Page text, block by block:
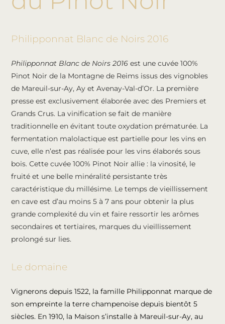
Philipponnat Blanc de Noirs 2016
Philipponnat Blanc de Noirs 2016 est une cuvée 100%
Pinot Noir de la Montagne de Reims issus des vignobles
de Mareuil-sur-Ay, Ay et Avenay-Val-d’Or. La première
presse est exclusivement élaborée avec des Premiers et
Grands Crus. La vinification se fait de manière
traditionnelle en évitant toute oxydation prématurée. La
fermentation malolactique est partielle pour les vins en
cuve, elle n’est pas réalisée pour les vins élaborés sous
bois. Cette cuvée 100% Pinot Noir allie : la vinosité, le
fruité et une belle minéralité persistante très
caractéristique du millésime. Le temps de vieillissement
en cave est d’au moins 5 à 7 ans pour obtenir la plus
grande complexité du vin et faire ressortir les arômes
secondaires et tertiaires, marques du vieillissement
prolongé sur lies.
Le domaine
Vignerons depuis 1522, la famille Philipponnat marque de
son empreinte la terre champenoise depuis bientôt 5
siècles. En 1910, la Maison s’installe à Mareuil-sur-Ay, au